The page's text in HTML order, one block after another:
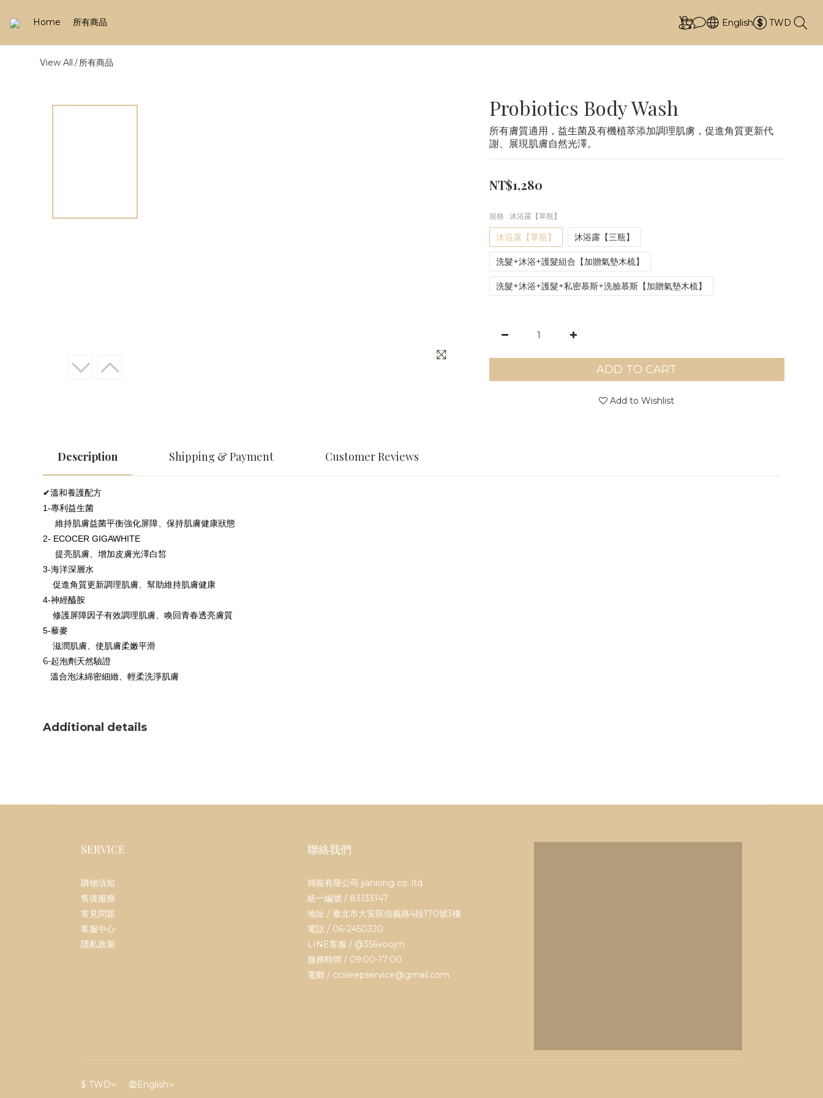
Home 所有商品 English TWD
View All /所有商品
Probiotics Body Wash
所有膚質適用，益生菌及有機植萃添加調理肌虜，促進角質更新代
謝、展現肌膚自然光澤。
NT$1,280
規格 : 沐浴露【單瓶】
沐浴露【單瓶】 沐浴露【三瓶】
洗髮+沐浴+護髮組合【加贈氣墊木梳】
洗髮+沐浴+護髮+私密慕斯+洗臉慕斯【加贈氣墊木梳】
ADD TO CART
Add to Wishlist
Description Shipping & Payment Customer Reviews
✔溫和養護配方
1-專利益生菌
維持肌膚益菌平衡強化屏障、 保持肌膚健康狀態
2- ECOCER GIGAWHITE
提亮肌膚、 增加皮膚光澤白皙
3-海洋深層水
促進角質更新調理肌膚、 幫助維持肌膚健康
4-神經醯胺
修護屏障因子有效調理肌膚、 喚回青春透亮膚質
5-藜麥
滋潤肌膚、 使肌膚柔嫩平滑
6-起泡劑天然驗證
溫合泡沫綿密細緻、輕柔洗淨肌膚
Additional details
SERVICE
購物須知
售後服務
常見問題
客服中心
隱私政策
聯絡我們
簡龍有限公司 jianlong co. ltd
統一編號 / 83133147
地址 / 臺北市大安區信義路4段170號3樓
電話 / 06-2450320
LINE客服 / @356voojm
服務時間 / 09:00-17:00
電郵 / ccsleepservice@gmail.com
$ TWD English